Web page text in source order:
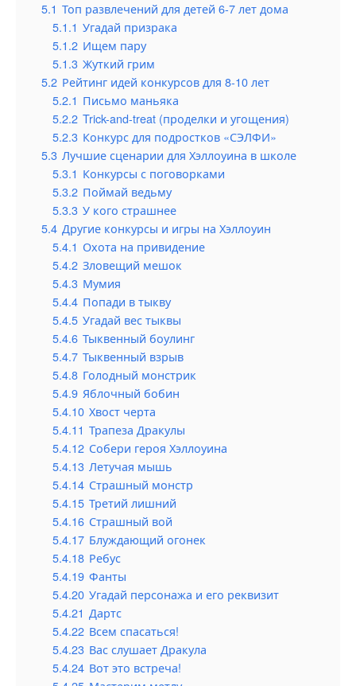
5.1 Топ развлечений для детей 6-7 лет дома
5.1.1 Угадай призрака
5.1.2 Ищем пару
5.1.3 Жуткий грим
5.2 Рейтинг идей конкурсов для 8-10 лет
5.2.1 Письмо маньяка
5.2.2 Trick-and-treat (проделки и угощения)
5.2.3 Конкурс для подростков «СЭЛФИ»
5.3 Лучшие сценарии для Хэллоуина в школе
5.3.1 Конкурсы с поговорками
5.3.2 Поймай ведьму
5.3.3 У кого страшнее
5.4 Другие конкурсы и игры на Хэллоуин
5.4.1 Охота на привидение
5.4.2 Зловещий мешок
5.4.3 Мумия
5.4.4 Попади в тыкву
5.4.5 Угадай вес тыквы
5.4.6 Тыквенный боулинг
5.4.7 Тыквенный взрыв
5.4.8 Голодный монстрик
5.4.9 Яблочный бобин
5.4.10 Хвост черта
5.4.11 Трапеза Дракулы
5.4.12 Собери героя Хэллоуина
5.4.13 Летучая мышь
5.4.14 Страшный монстр
5.4.15 Третий лишний
5.4.16 Страшный вой
5.4.17 Блуждающий огонек
5.4.18 Ребус
5.4.19 Фанты
5.4.20 Угадай персонажа и его реквизит
5.4.21 Дартс
5.4.22 Всем спасаться!
5.4.23 Вас слушает Дракула
5.4.24 Вот это встреча!